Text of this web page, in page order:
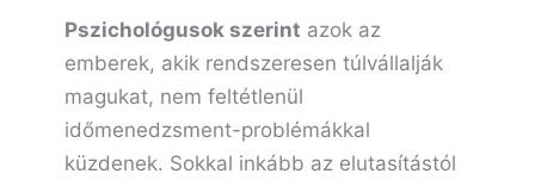
Pszichológusok szerint azok az
emberek, akik rendszeresen túlvállalják
magukat, nem feltétlenül
időmenedzsment-problémákkal
küzdenek. Sokkal inkább az elutasítástól